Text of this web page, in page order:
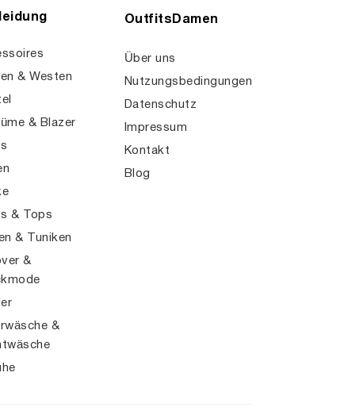
& Westen
& Blazer
& Tops
& Tuniken
&
&
OutfitsDamen
Über uns
Nutzungsbedingungen
Datenschutz
Impressum
Kontakt
Blog